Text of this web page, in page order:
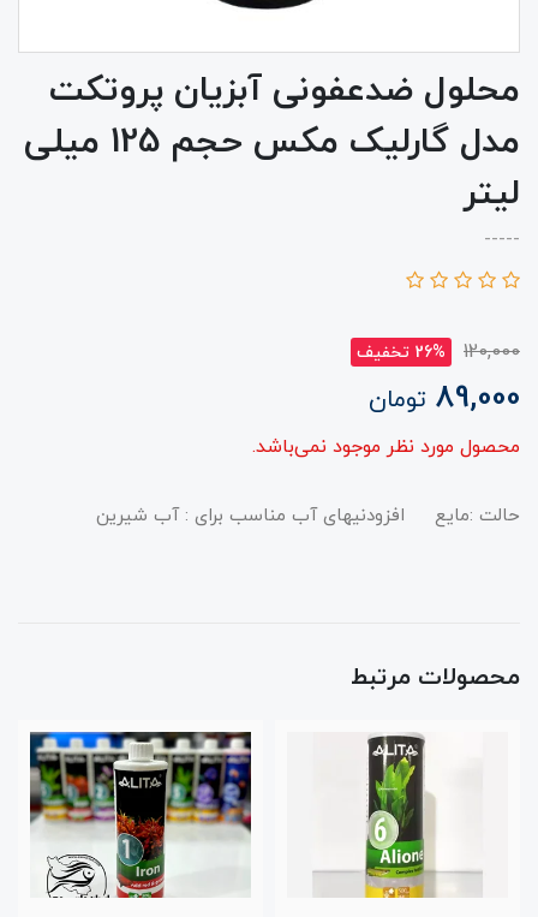
محلول ضدعفونی آبزیان پروتکت
مدل گارلیک مکس حجم 125 میلی
لیتر
-----
120,000 26% تخفیف
89,000 تومان
محصول مورد نظر موجود نمی‌باشد.
حالت :مایع افزودنیهای آب مناسب برای : آب شیرین
محصولات مرتبط